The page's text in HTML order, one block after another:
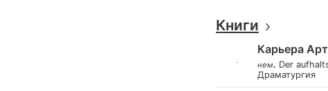
Книги
Карьера
нем. Der
Драматургия